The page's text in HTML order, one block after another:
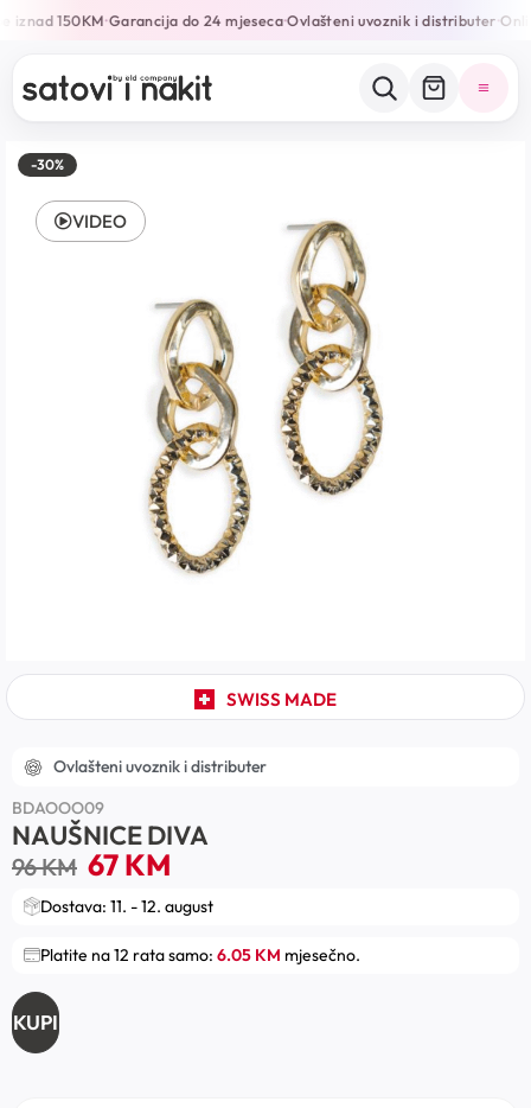
iznad 150KM•Garancija do 24 mjeseca•Ovlašteni uvoznik i distributer•
-30%
SWISS MADE
VIDEO
Ovlašteni uvoznik i distributer
BDAOOO09
NAUŠNICE DIVA
96KM 67KM
Dostava: 11. - 12. august
Platite na 12 rata samo: 6.05 KM mjesečno.
KUPI